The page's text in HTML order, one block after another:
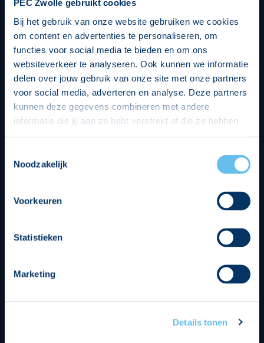
PEC Zwolle gebruikt cookies
Bij het gebruik van onze website gebruiken we cookies
om content en advertenties te personaliseren, om
functies voor social media te bieden en om ons
websiteverkeer te analyseren. Ook kunnen we informatie
delen over jouw gebruik van onze site met onze partners
voor social media, adverteren en analyse. Deze partners
kunnen deze gegevens combineren met andere
informatie die jij aan ze hebt verstrekt of die ze hebben
op een veilige en integere wijze. Je kunt je toestemming
beheren op de privacy- en cookieverklaring pagina.
Noodzakelijk
Voorkeuren
Statistieken
Marketing
Details tonen